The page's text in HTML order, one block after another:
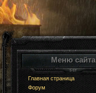
Меню сайта
Главная страница
Форум